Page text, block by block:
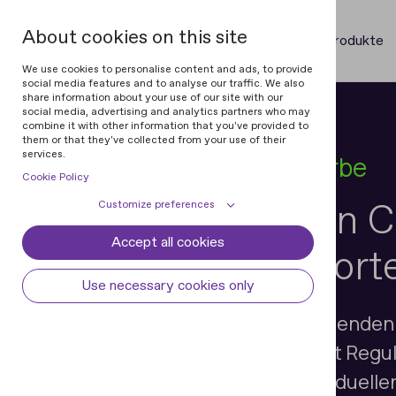
About cookies on this site
We use cookies to personalise content and ads, to provide
social media features and to analyse our traffic. We also
share information about your use of our site with our
social media, advertising and analytics partners who may
combine it with other information that you've provided to
them or that they've collected from your use of their
services.
Cookie Policy
Customize preferences
Cookie settings Cookie declaration
Some cookies are required to provide core
Accept all cookies
Use necessary cookies only
Produkte
Reisen und Gastgewerbe
Machen Sie den
Wenn der Kampf um die
ihre Herzen zu gewinnen. Mit
Werkzeugen, um einen